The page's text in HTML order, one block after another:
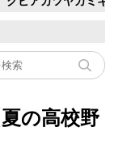
の高校野